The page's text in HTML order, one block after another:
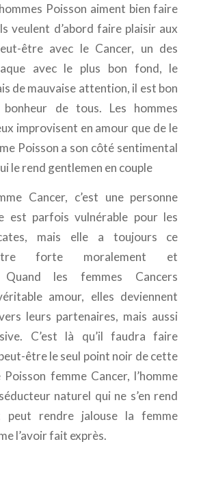
Poisson aiment bien faire
veulent d’abord faire plaisir aux
être avec le Cancer, un des
avec le plus bon fond, le
de mauvaise attention, il est bon
de tous. Les hommes
improvisent en amour que de le
Poisson a son côté sentimental
le rend gentlemen en couple
Cancer, c’est une personne
est parfois vulnérable pour les
mais elle a toujours ce
forte moralement et
Quand les femmes Cancers
amour, elles deviennent
leurs partenaires, mais aussi
C’est là qu’il faudra faire
être le seul point noir de cette
femme Cancer, l’homme
naturel qui ne s’en rend
peut rendre jalouse la femme
l’avoir fait exprès.